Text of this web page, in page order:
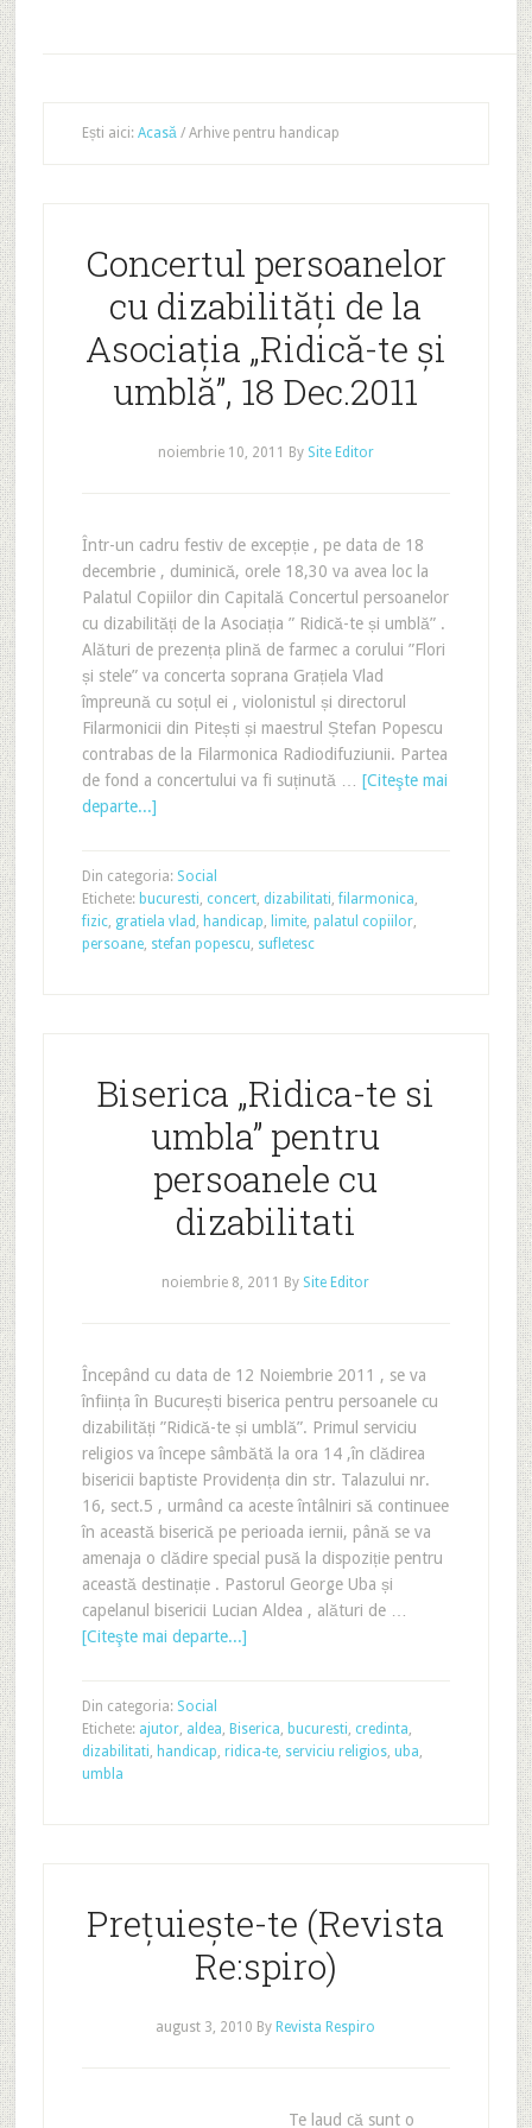
Ești aici: Acasă /Arhive pentru handicap
Concertul persoanelor
cu dizabilități de la
Asociația „Ridică-te și
umblă”, 18 Dec.2011
noiembrie 10, 2011 By Site Editor
Într-un cadru festiv de excepție , pe data de 18
decembrie , duminică, orele 18,30 va avea loc la
Palatul Copiilor din Capitală Concertul persoanelor
cu dizabilități de la Asociația ” Ridică-te și umblă” .
Alături de prezența plină de farmec a corului ”Flori
și stele” va concerta soprana Grațiela Vlad
împreună cu soțul ei , violonistul și directorul
Filarmonicii din Pitești și maestrul Ștefan Popescu
contrabas de la Filarmonica Radiodifuziunii. Partea
de fond a concertului va fi suținută … [Citeşte mai
departe...]
Din categoria: Social
Etichete: bucuresti, concert, dizabilitati,filarmonica,
fizic, gratiela vlad , handicap, limite, palatul copiilor,
persoane, stefan popescu, sufletesc
Biserica „Ridica-te si
umbla” pentru
persoanele cu
dizabilitati
noiembrie 8, 2011 By Site Editor
Începând cu data de 12 Noiembrie 2011 , se va
înființa în București biserica pentru persoanele cu
dizabilități ”Ridică-te și umblă”. Primul serviciu
religios va începe sâmbătă la ora 14 ,în clădirea
bisericii baptiste Providența din str. Talazului nr.
16, sect.5 , urmând ca aceste întâlniri să continuee
în această biserică pe perioada iernii, până se va
amenaja o clădire special pusă la dispoziție pentru
această destinație . Pastorul George Uba și
capelanul bisericii Lucian Aldea , alături de …
[Citeşte mai departe...]
Din categoria: Social
Etichete: ajutor, aldea, Biserica, bucuresti, credinta,
dizabilitati, handicap, ridica-te, serviciu religios, uba,
umbla
Prețuiește-te (Revista
Re:spiro)
august 3, 2010 By Revista Respiro
Te laud că sunt o